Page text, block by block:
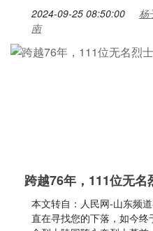
2024-09-25 08:50:00
杨
南
跨越76年，111位无
本文转自：人民网-山东频
直在寻找您的下落，如今